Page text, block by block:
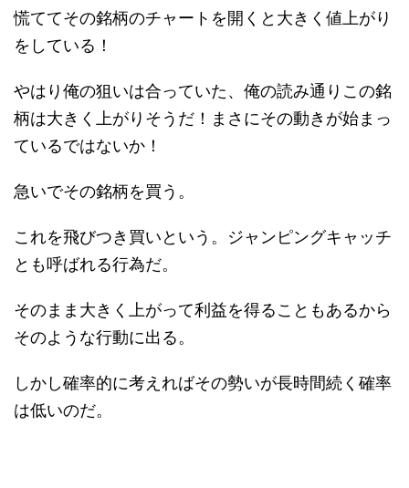
慌ててその銘柄のチャートを開くと大きく値上がり
をしている！
やはり俺の狙いは合っていた、俺の読み通りこの銘
柄は大きく上がりそうだ！まさにその動きが始まっ
ているではないか！
急いでその銘柄を買う。
これを飛びつき買いという。ジャンピングキャッチ
とも呼ばれる行為だ。
そのまま大きく上がって利益を得ることもあるから
そのような行動に出る。
しかし確率的に考えればその勢いが長時間続く確率
は低いのだ。